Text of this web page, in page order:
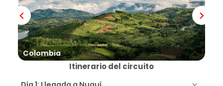
Colombia
Itinerario del circuito